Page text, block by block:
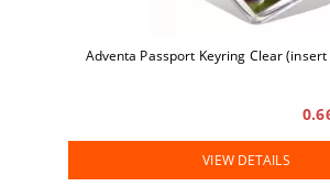
Adventa Passport Keyring Clear (insert
VIEW DETAILS